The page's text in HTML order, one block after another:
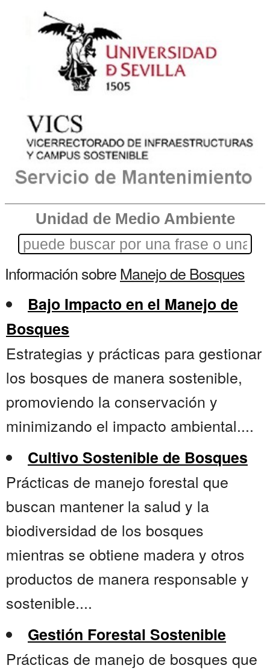
Unidad de Medio Ambiente
Información sobreManejo de Bosques
Bajo Impacto en el Manejo de
Bosques
Estrategias y prácticas para gestionar
los bosques de manera sostenible,
promoviendo la conservación y
minimizando el impacto ambiental....
Cultivo Sostenible de Bosques
Prácticas de manejo forestal que
buscan mantener la salud y la
biodiversidad de los bosques
mientras se obtiene madera y otros
productos de manera responsable y
sostenible....
Gestión Forestal Sostenible
Prácticas de manejo de bosques que